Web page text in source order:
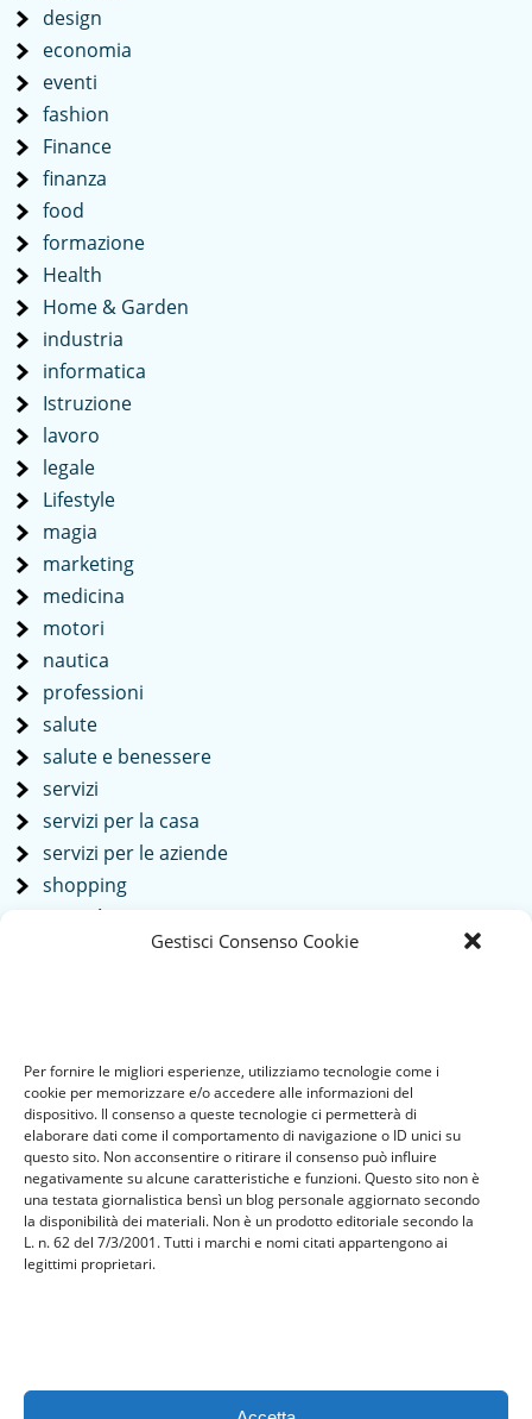
Gestisci Consenso Cookie
Per fornire le migliori esperienze, utilizziamo tecnologie come i
cookie per memorizzare e/o accedere alle informazioni del
dispositivo. Il consenso a queste tecnologie ci permetterà di
elaborare dati come il comportamento di navigazione o ID unici su
questo sito. Non acconsentire o ritirare il consenso può influire
negativamente su alcune caratteristiche e funzioni. Questo sito non è
una testata giornalistica bensì un blog personale aggiornato secondo
la disponibilità dei materiali. Non è un prodotto editoriale secondo la
L. n. 62 del 7/3/2001. Tutti i marchi e nomi citati appartengono ai
legittimi proprietari.
design
economia
eventi
fashion
Finance
finanza
food
formazione
Health
Home & Garden
industria
informatica
Istruzione
lavoro
legale
Lifestyle
magia
marketing
medicina
motori
nautica
professioni
salute
salute e benessere
servizi
servizi per la casa
servizi per le aziende
shopping
società
Uncategorized
viaggi
web
web marketing
wedding
Meta